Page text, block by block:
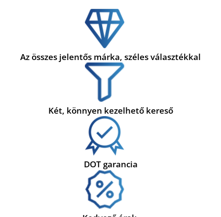
Az összes jelentős márka, széles választékkal
Két, könnyen kezelhető kereső
DOT garancia